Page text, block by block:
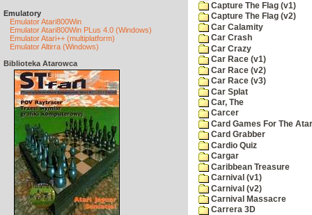
Emulatory
Emulator Atari800Win
Emulator Atari800Win PLus 4.0 (Windows)
Emulator Atari++ (multiplatform)
Emulator Altirra (Windows)
Biblioteka Atarowca
Capture The Flag (v1)
Capture The Flag (v2)
Car Calamity
Car Crash
Car Crazy
Car Race (v1)
Car Race (v2)
Car Race (v3)
Car Splat
Car, The
Carcer
Card Games For The
Card Grabber
Cardio Quiz
Cargar
Caribbean Treasure
Carnival (v1)
Carnival (v2)
Carnival Massacre
Carrera 3D